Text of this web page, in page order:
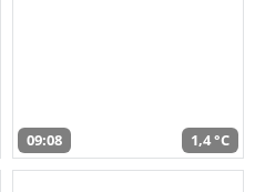
09:08 1,4 °C